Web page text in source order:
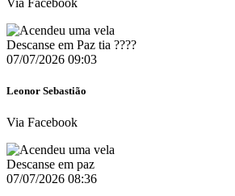
Descanse em Paz tia ????️
07/07/2026 09:03
Leonor Sebastião
Via Facebook
Descanse em paz
07/07/2026 08:36